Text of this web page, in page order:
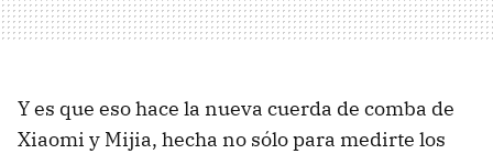
Y es que eso hace la nueva cuerda de comba de
Xiaomi y Mijia, hecha no sólo para medirte los